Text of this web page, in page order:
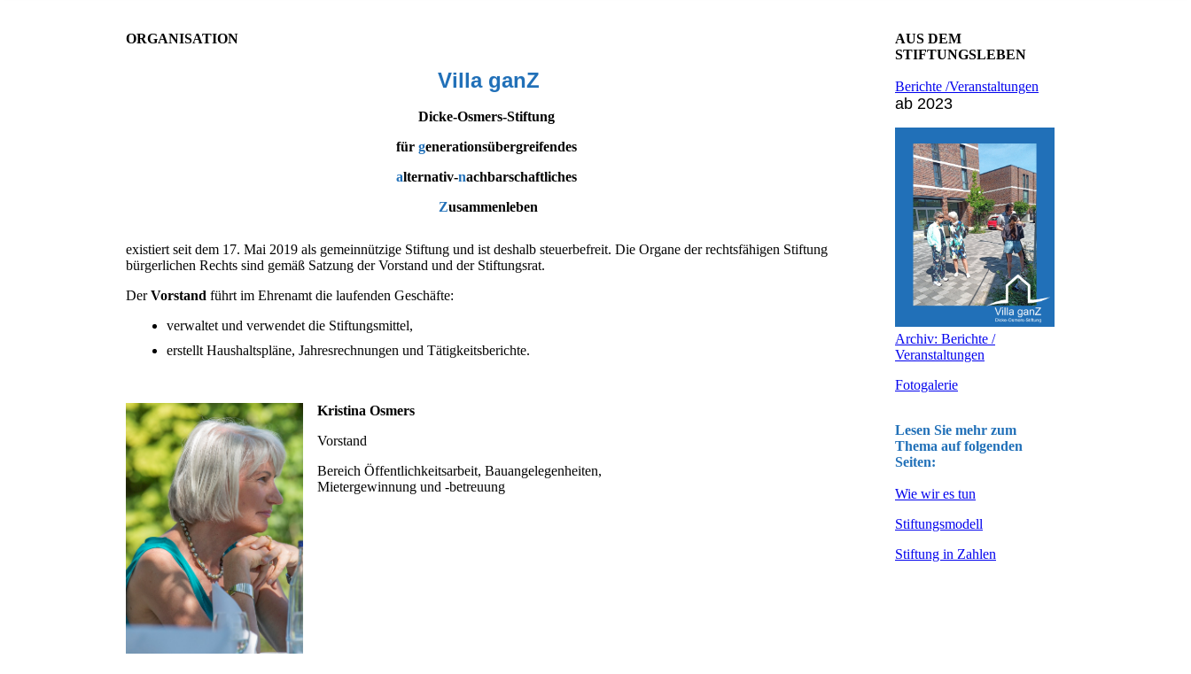
ORGANISATION
Villa ganZ
Dicke-Osmers-Stiftung
für generationsübergreifendes
alternativ-nachbarschaftliches
Zusammenleben
existiert seit dem 17. Mai 2019 als gemeinnützige Stiftung und ist deshalb steuerbefreit. Die Organe der rechtsfähigen Stiftung
bürgerlichen Rechts sind gemäß Satzung der Vorstand und der Stiftungsrat.
DerVorstand führt im Ehrenamt die laufenden Geschäfte:
verwaltet und verwendet die Stiftungsmittel,
erstellt Haushaltspläne, Jahresrechnungen und Tätigkeitsberichte.
Kristina Osmers
Vorstand
Bereich Öffentlichkeitsarbeit, Bauangelegenheiten,
Mietergewinnung und -betreuung
AUS DEM
STIFTUNGSLEBEN
Berichte /Veranstaltungen
ab 2023
Archiv: Berichte /
Veranstaltungen
Fotogalerie
Lesen Sie mehr zum
Thema auf folgenden
Seiten:
Wie wir es tun
Stiftungsmodell
Stiftung in Zahlen